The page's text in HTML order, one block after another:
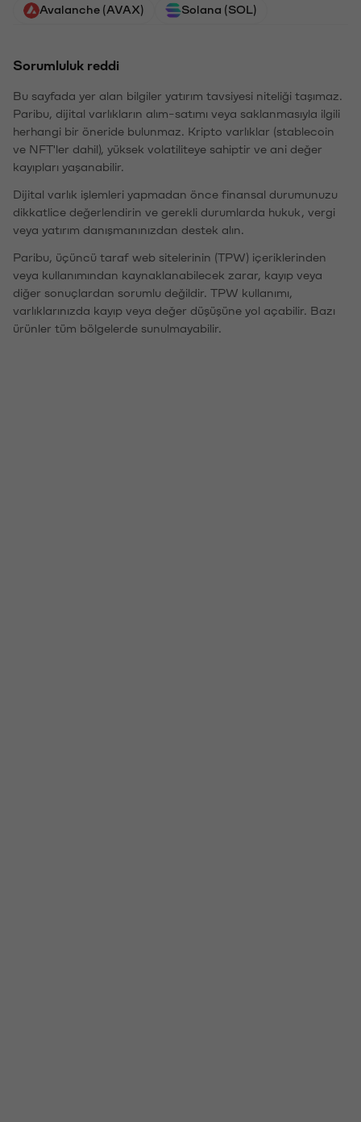
Avalanche (AVAX) Solana (SOL)
Sorumluluk reddi
Bu sayfada yer alan bilgiler yatırım tavsiyesi niteliği taşımaz.
Paribu, dijital varlıkların alım-satımı veya saklanmasıyla ilgili
herhangi bir öneride bulunmaz. Kripto varlıklar (stablecoin
ve NFT'ler dahil), yüksek volatiliteye sahiptir ve ani değer
kayıpları yaşanabilir.
Dijital varlık işlemleri yapmadan önce finansal durumunuzu
dikkatlice değerlendirin ve gerekli durumlarda hukuk, vergi
veya yatırım danışmanınızdan destek alın.
Paribu, üçüncü taraf web sitelerinin (TPW) içeriklerinden
veya kullanımından kaynaklanabilecek zarar, kayıp veya
diğer sonuçlardan sorumlu değildir. TPW kullanımı,
varlıklarınızda kayıp veya değer düşüşüne yol açabilir. Bazı
ürünler tüm bölgelerde sunulmayabilir.